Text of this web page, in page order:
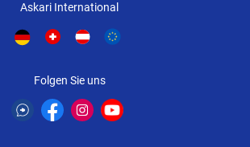
Askari International
Folgen Sie uns